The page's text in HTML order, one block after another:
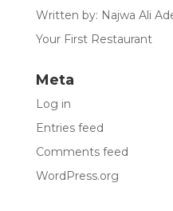
Written by: Najwa Ali
Your First Restaurant
Meta
Log in
Entries feed
Comments feed
WordPress.org